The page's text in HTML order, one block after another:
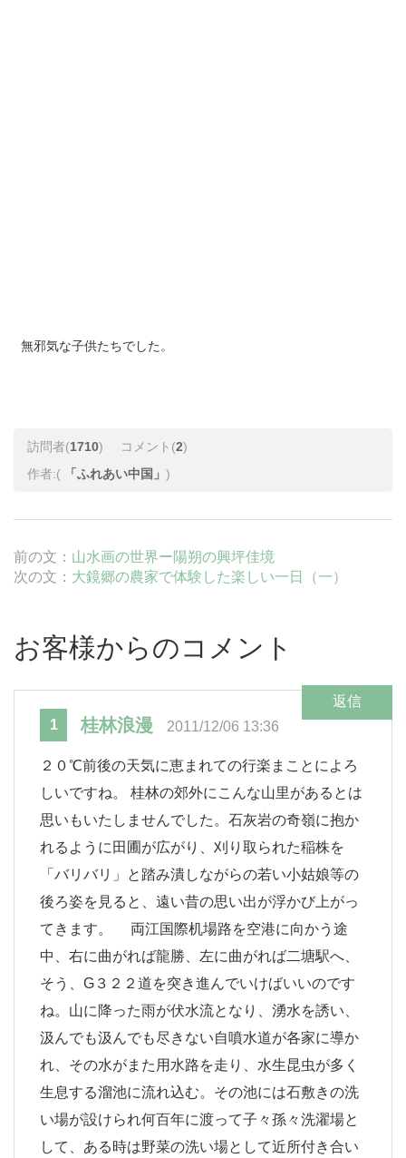
無邪気な子供たちでした。
訪問者(1710) コメント(2)
作者:( 「ふれあい中国」 )
前の文： 山水画の世界ー陽朔の興坪佳境
次の文： 大鏡郷の農家で体験した楽しい一日（一）
お客様からのコメント
1 桂林浪漫 2011/12/06 13:36
返信
２０℃前後の天気に恵まれての行楽まことによろ
しいですね。 桂林の郊外にこんな山里があるとは
思いもいたしませんでした。石灰岩の奇嶺に抱か
れるように田圃が広がり、刈り取られた稲株を
「バリバリ」と踏み潰しながらの若い小姑娘等の
後ろ姿を見ると、遠い昔の思い出が浮かび上がっ
てきます。 両江国際机場路を空港に向かう途
中、右に曲がれば龍勝、左に曲がれば二塘駅へ、
そう、G３２２道を突き進んでいけばいいのです
ね。山に降った雨が伏水流となり、湧水を誘い、
汲んでも汲んでも尽きない自噴水道が各家に導か
れ、その水がまた用水路を走り、水生昆虫が多く
生息する溜池に流れ込む。その池には石敷きの洗
い場が設けられ何百年に渡って子々孫々洗濯場と
して、ある時は野菜の洗い場として近所付き合い